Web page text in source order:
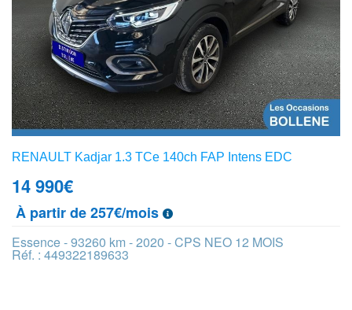
RENAULT Kadjar 1.3 TCe 140ch FAP Intens EDC
14 990€
À partir de 257€/mois
Essence - 93260 km - 2020 - CPS NEO 12 MOIS
Réf. : 449322189633